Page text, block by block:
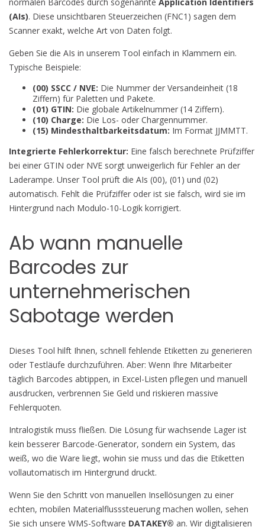
(AIs). Diese unsichtbaren Steuerzeichen (FNC1) sagen dem
Scanner exakt, welche Art von Daten folgt.
Geben Sie die AIs in unserem Tool einfach in Klammern ein.
Typische Beispiele:
(00) SSCC / NVE: Die Nummer der Versandeinheit (18
Ziffern) für Paletten und Pakete.
(01) GTIN: Die globale Artikelnummer (14 Ziffern).
(10) Charge: Die Los- oder Chargennummer.
(15) Mindesthaltbarkeitsdatum: Im Format JJMMTT.
Integrierte Fehlerkorrektur: Eine falsch berechnete Prüfziffer
bei einer GTIN oder NVE sorgt unweigerlich für Fehler an der
Laderampe. Unser Tool prüft die AIs (00), (01) und (02)
automatisch. Fehlt die Prüfziffer oder ist sie falsch, wird sie im
Hintergrund nach Modulo-10-Logik korrigiert.
Ab wann manuelle
Barcodes zur
unternehmerischen
Sabotage werden
Dieses Tool hilft Ihnen, schnell fehlende Etiketten zu generieren
oder Testläufe durchzuführen. Aber: Wenn Ihre Mitarbeiter
täglich Barcodes abtippen, in Excel-Listen pflegen und manuell
ausdrucken, verbrennen Sie Geld und riskieren massive
Fehlerquoten.
Intralogistik muss fließen. Die Lösung für wachsende Lager ist
kein besserer Barcode-Generator, sondern ein System, das
weiß, wo die Ware liegt, wohin sie muss und das die Etiketten
vollautomatisch im Hintergrund druckt.
Wenn Sie den Schritt von manuellen Insellösungen zu einer
echten, mobilen Materialflusssteuerung machen wollen, sehen
Sie sich unsere WMS-Software DATAKEY® an. Wir digitalisieren